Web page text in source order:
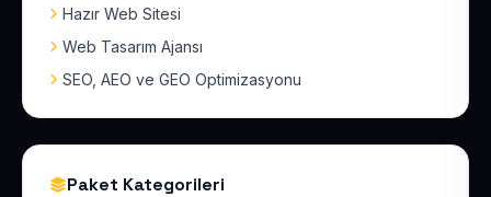
Hazır Web Sitesi
Web Tasarım Ajansı
SEO, AEO ve GEO Optimizasyonu
Paket Kategorileri